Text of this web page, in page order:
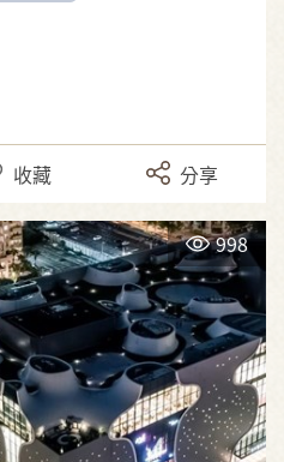
收藏 分享
998